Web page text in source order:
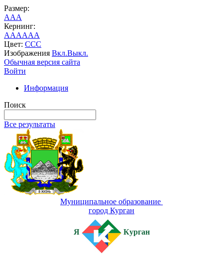
Размер:
AAA
Кернинг:
AAAAAA
Цвет: CCC
Изображения Вкл.Выкл.
Обычная версия сайта
Войти
Информация
Поиск
Все результаты
Муниципальное образование
город Курган
Я Курган